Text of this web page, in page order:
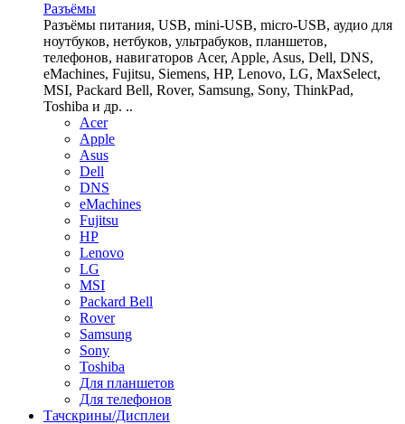
Разъёмы
Разъёмы питания, USB, mini-USB, micro-USB, аудио для
ноутбуков, нетбуков, ультрабуков, планшетов,
телефонов, навигаторов Acer, Apple, Asus, Dell, DNS,
eMachines, Fujitsu, Siemens, HP, Lenovo, LG, MaxSelect,
MSI, Packard Bell, Rover, Samsung, Sony, ThinkPad,
Toshiba и др. ..
Acer
Apple
Asus
Dell
DNS
eMachines
Fujitsu
HP
Lenovo
LG
MSI
Packard Bell
Rover
Samsung
Sony
Toshiba
Для планшетов
Для телефонов
Тачскрины/Дисплеи